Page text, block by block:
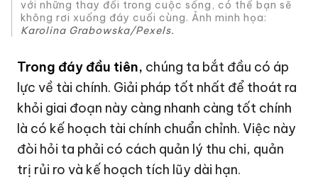
với những thay đổi trong cuộc sống, có thể bạn sẽ
không rơi xuống đáy cuối cùng. Ảnh minh họa:
Karolina Grabowska/Pexels.
Trong đáy đầu tiên, chúng ta bắt đầu có áp
lực về tài chính. Giải pháp tốt nhất để thoát ra
khỏi giai đoạn này càng nhanh càng tốt chính
là có kế hoạch tài chính chuẩn chỉnh. Việc này
đòi hỏi ta phải có cách quản lý thu chi, quản
trị rủi ro và kế hoạch tích lũy dài hạn.